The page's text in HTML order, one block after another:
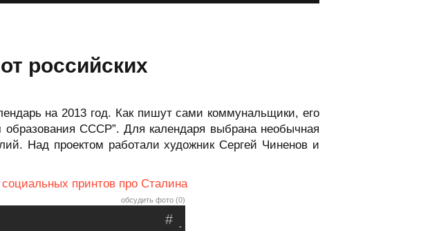
российских
на 2013 год. Как пишут сами коммунальщики, его
СССР”. Для календаря выбрана необычная
Над проектом работали художник Сергей Чиненов и
принтов про Сталина
обсудить фото (0)
.
#